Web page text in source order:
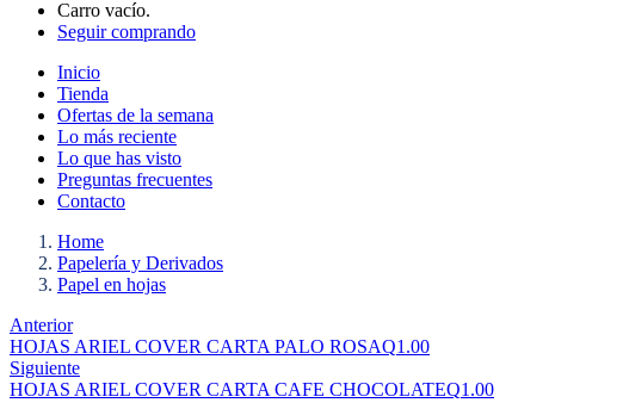
Carro vacío.
Seguir comprando
Inicio
Tienda
Ofertas de la semana
Lo más reciente
Lo que has visto
Preguntas frecuentes
Contacto
Home
Papelería y Derivados
Papel en hojas
Anterior
HOJAS ARIEL COVER CARTA PALO ROSAQ1.00
Siguiente
HOJAS ARIEL COVER CARTA CAFE CHOCOLATEQ1.00